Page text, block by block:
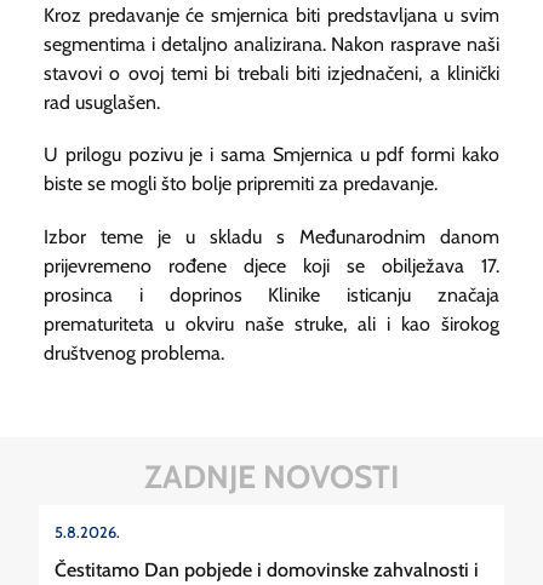
Kroz predavanje će smjernica biti predstavljana u svim
segmentima i detaljno analizirana. Nakon rasprave naši
stavovi o ovoj temi bi trebali biti izjednačeni, a klinički
rad usuglašen.
U prilogu pozivu je i sama Smjernica u pdf formi kako
biste se mogli što bolje pripremiti za predavanje.
Izbor teme je u skladu s Međunarodnim danom
prijevremeno rođene djece koji se obilježava 17.
prosinca i doprinos Klinike isticanju značaja
prematuriteta u okviru naše struke, ali i kao širokog
društvenog problema.
ZADNJE NOVOSTI
5.8.2026.
Čestitamo Dan pobjede i domovinske zahvalnosti i